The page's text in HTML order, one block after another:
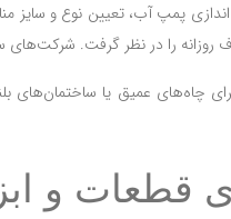
پمپ آب، تعیین نوع و
روزانه را در نظر گرفت. شرکت‌های
چاه‌های عمیق یا ساختمان‌های
قطعات و